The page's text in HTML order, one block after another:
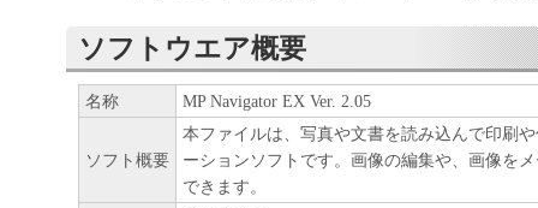
ソフトウエア概要
名称 MP Navigator EX Ver. 2.05
ソフト概要
本ファイルは、写真や文書を読み込んで印刷
ーションソフトです。画像の編集や、画像を
できます。